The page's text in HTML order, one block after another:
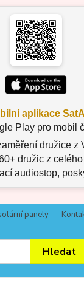
aplikace
Play pro mobil
družice z
družic z
audiostop,
panely
Hledat